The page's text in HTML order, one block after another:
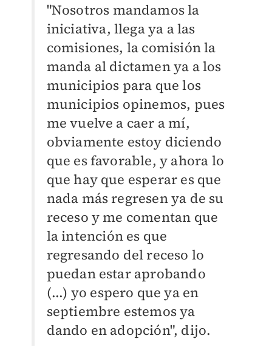
"Nosotros mandamos la
iniciativa, llega ya a las
comisiones, la comisión la
manda al dictamen ya a los
municipios para que los
municipios opinemos, pues
me vuelve a caer a mí,
obviamente estoy diciendo
que es favorable, y ahora lo
que hay que esperar es que
nada más regresen ya de su
receso y me comentan que
la intención es que
regresando del receso lo
puedan estar aprobando
(...) yo espero que ya en
septiembre estemos ya
dando en adopción", dijo.